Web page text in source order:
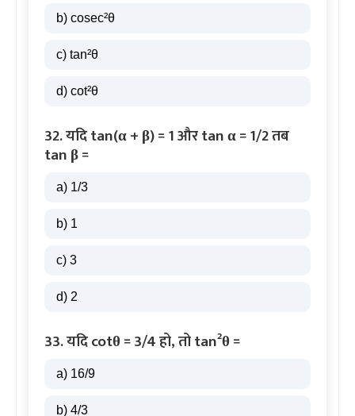
b) cosec²θ
c) tan²θ
d) cot²θ
32. यदि tan(α + β) = 1 और tan α = 1/2 तब
tan β =
a) 1/3
b) 1
c) 3
d) 2
33. यदि cotθ = 3/4 हो, तो tan²θ =
a) 16/9
b) 4/3